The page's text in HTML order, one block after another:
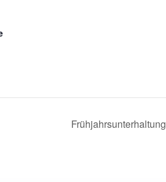
Frühjahrsunterhaltung